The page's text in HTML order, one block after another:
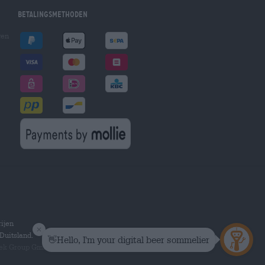
Betalingsmethoden
Group GmbH.
Alle rechten voorbehouden.